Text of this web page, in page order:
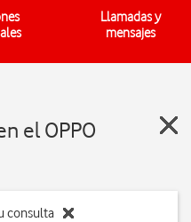
Llamadas y
mensajes
el OPPO
consulta